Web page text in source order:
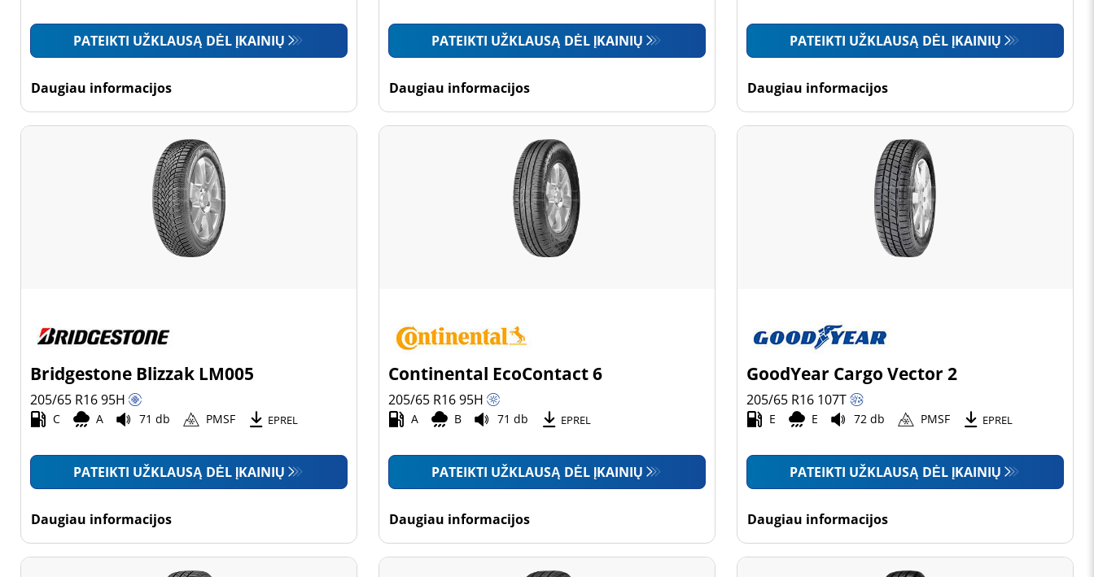
Mažas sunkvežimis
(42)
Padanga sustiprintomis
sustiprintomis
Daugiau
parinkčių
PATEIKTI UŽKLAUSĄ DĖL ĮKAINIŲ
Daugiau informacijos
PATEIKTI UŽKLAUSĄ DĖL ĮKAINIŲ
Daugiau informacijos
PATEIKTI UŽKLAUSĄ DĖL ĮKAINIŲ
Daugiau informacijos
Bridgestone Blizzak LM005
205/65 R1695H
C A 71 db PMSF EPREL
PATEIKTI UŽKLAUSĄ DĖL ĮKAINIŲ
Daugiau informacijos
Continental EcoContact 6
205/65 R1695H
A B 71 db EPREL
PATEIKTI UŽKLAUSĄ DĖL ĮKAINIŲ
Daugiau informacijos
GoodYear Cargo Vector 2
205/65 R16 107T
E E 72 db PMSF EPREL
PATEIKTI UŽKLAUSĄ DĖL ĮKAINIŲ
Daugiau informacijos